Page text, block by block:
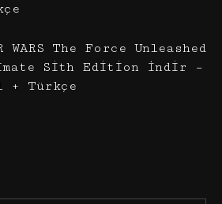
WARS The Force Unleashed
Sith Edition İndir –
+ Türkçe